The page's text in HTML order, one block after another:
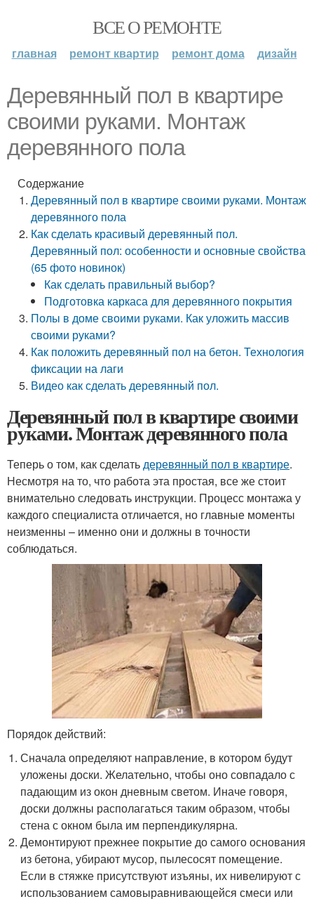
ВСЕ О РЕМОНТЕ
главная ремонт квартир ремонт дома дизайн
Деревянный пол в квартире
своими руками. Монтаж
деревянного пола
Содержание
Деревянный пол в квартире своими руками. Монтаж
деревянного пола
Как сделать красивый деревянный пол.
Деревянный пол: особенности и основные свойства
(65 фото новинок)
Как сделать правильный выбор?
Подготовка каркаса для деревянного покрытия
Полы в доме своими руками. Как уложить массив
своими руками?
Как положить деревянный пол на бетон. Технология
фиксации на лаги
Видео как сделать деревянный пол.
Деревянный пол в квартире своими
руками. Монтаж деревянного пола
Теперь о том, как сделатьдеревянный пол в квартире.
Несмотря на то, что работа эта простая, все же стоит
внимательно следовать инструкции. Процесс монтажа у
каждого специалиста отличается, но главные моменты
неизменны – именно они и должны в точности
соблюдаться.
Порядок действий:
Сначала определяют направление, в котором будут
уложены доски. Желательно, чтобы оно совпадало с
падающим из окон дневным светом. Иначе говоря,
доски должны располагаться таким образом, чтобы
стена с окном была им перпендикулярна.
Демонтируют прежнее покрытие до самого основания
из бетона, убирают мусор, пылесосят помещение.
Если в стяжке присутствуют изъяны, их нивелируют с
использованием самовыравнивающейся смеси или